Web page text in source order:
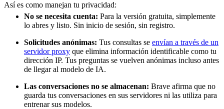
Así es como manejan tu privacidad:
No se necesita cuenta: Para la versión gratuita, simplemente
lo abres y listo. Sin inicio de sesión, sin registro.
Solicitudes anónimas: Tus consultas se envían a través de un
servidor proxy que elimina información identificable como tu
dirección IP. Tus preguntas se vuelven anónimas incluso antes
de llegar al modelo de IA.
Las conversaciones no se almacenan: Brave afirma que no
guarda tus conversaciones en sus servidores ni las utiliza para
entrenar sus modelos.